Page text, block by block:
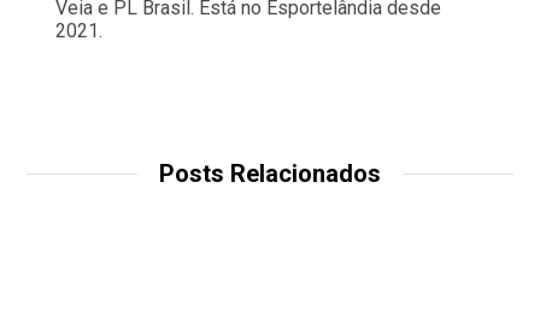
Veia e PL Brasil. Está no Esportelândia desde
2021.
Posts Relacionados